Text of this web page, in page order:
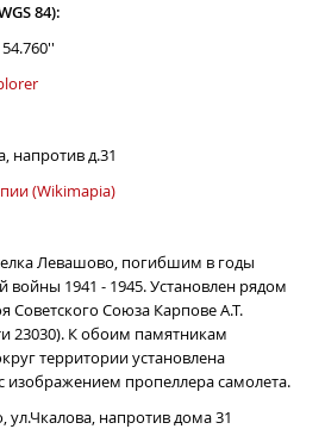
84):
напротив д.31
(Wikimapia)
Левашово, погибшим в годы
войны 1941 - 1945. Установлен рядом
Советского Союза Карпове А.Т.
23030). К обоим памятникам
территории установлена
изображением пропеллера самолета.
напротив дома 31